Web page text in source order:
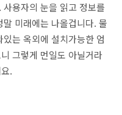
용자의 눈을 읽고 정보를
미래에는 나올겁니다. 물
는 옥외에 설치가능한 엄
그렇게 먼일도 아닐거라
.